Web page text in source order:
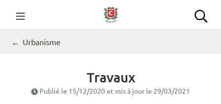
contenu
Commune de Seillans
Urbanisme
Travaux
Publié le 15/12/2020et mis à jour le 29/03/2021